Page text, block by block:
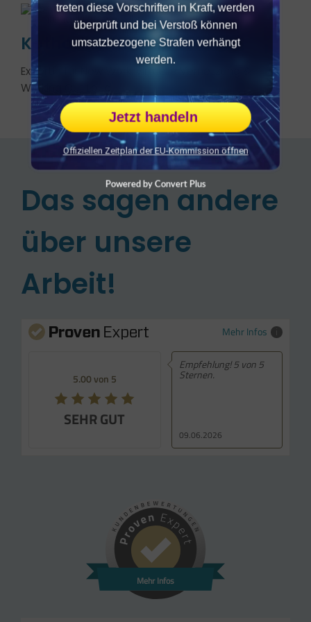
Katharina Krentz
Expertin für New Work, virtuelle Vernetzung &
Working Out Loud
Das sagen andere
über unsere
Arbeit!
Mehr Infos
5.00 von 5
SEHR GUT
09.06.2026
Empfehlung! 5 von 5
Sternen.
Mehr Infos
treten diese Vorschriften in Kraft, werden
überprüft und bei Verstoß können
umsatzbezogene Strafen verhängt
werden.
Jetzt handeln
Offiziellen Zeitplan der EU-Kommission öffnen
Powered by Convert Plus